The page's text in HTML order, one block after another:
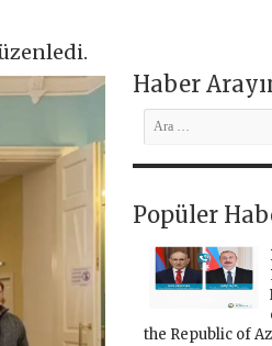
Haber
Popüler
the Republic of